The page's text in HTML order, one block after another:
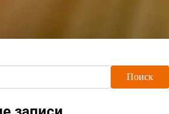
Поиск